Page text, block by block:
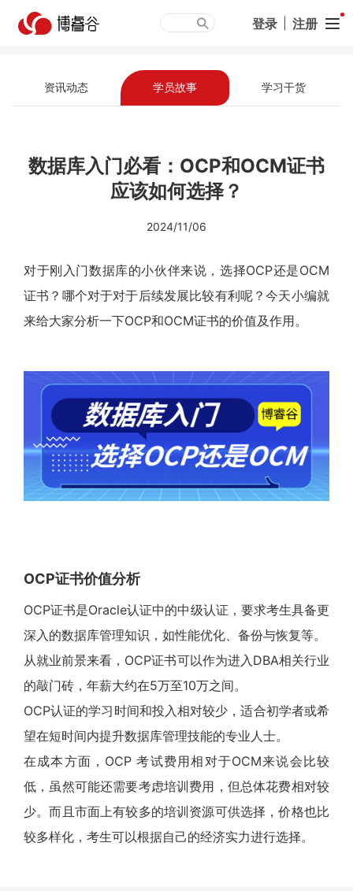
登录 注册
资讯动态 学员故事 学习干货
数据库入门必看：OCP和OCM证书
应该如何选择？
2024/11/06
对于刚入门数据库的小伙伴来说，选择OCP还是OCM
证书？哪个对于对于后续发展比较有利呢？今天小编就
来给大家分析一下OCP和OCM证书的价值及作用。
OCP证书价值分析
OCP证书是Oracle认证中的中级认证，要求考生具备更
深入的数据库管理知识，如性能优化、备份与恢复等。
从就业前景来看，OCP证书可以作为进入DBA相关行业
的敲门砖，年薪大约在5万至10万之间。
OCP认证的学习时间和投入相对较少，适合初学者或希
望在短时间内提升数据库管理技能的专业人士。
在成本方面，OCP 考试费用相对于OCM来说会比较
低，虽然可能还需要考虑培训费用，但总体花费相对较
少。而且市面上有较多的培训资源可供选择，价格也比
较多样化，考生可以根据自己的经济实力进行选择。